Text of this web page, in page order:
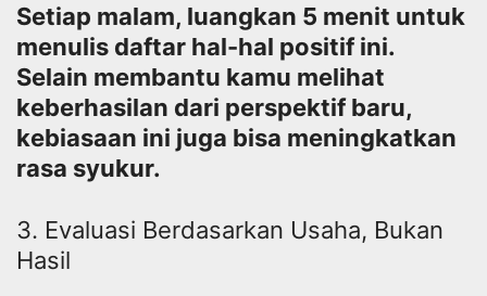
Setiap malam, luangkan 5 menit untuk
menulis daftar hal-hal positif ini.
Selain membantu kamu melihat
keberhasilan dari perspektif baru,
kebiasaan ini juga bisa meningkatkan
rasa syukur.
3. Evaluasi Berdasarkan Usaha, Bukan
Hasil